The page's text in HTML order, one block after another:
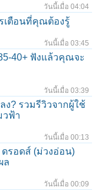
วันนี้เมื่อ 04:04
เตือนที่คุณต้องรู้
วันนี้เมื่อ 03:45
40+ ฟังแล้วคุณจะ
วันนี้เมื่อ 03:39
? รวมรีวิวจากผู้ใช้
วฟ้า
วันนี้เมื่อ 00:13
รอดส์ (ม่วงอ่อน)
ล
วันนี้เมื่อ 00:09